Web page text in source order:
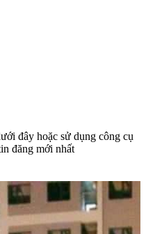
đây hoặc sử dụng công cụ
đăng mới nhất